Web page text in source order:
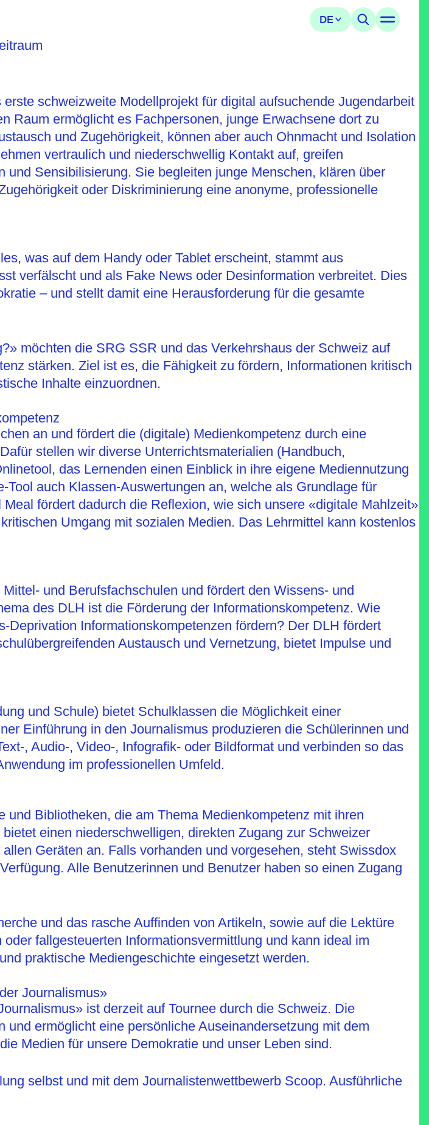
schweizweite Modellprojekt für digital aufsuchende Jugendarbeit
Raum ermöglicht es Fachpersonen, junge Erwachsene dort zu
und Zugehörigkeit, können aber auch Ohnmacht und Isolation
vertraulich und niederschwellig Kontakt auf, greifen
Sensibilisierung. Sie begleiten junge Menschen, klären über
oder Diskriminierung eine anonyme, professionelle
was auf dem Handy oder Tablet erscheint, stammt aus
verfälscht und als Fake News oder Desinformation verbreitet. Dies
– und stellt damit eine Herausforderung für die gesamte
möchten die SRG SSR und das Verkehrshaus der Schweiz auf
stärken. Ziel ist es, die Fähigkeit zu fördern, Informationen kritisch
Inhalte einzuordnen.
an und fördert die (digitale) Medienkompetenz durch eine
stellen wir diverse Unterrichtsmaterialien (Handbuch,
das Lernenden einen Einblick in ihre eigene Mediennutzung
auch Klassen-Auswertungen an, welche als Grundlage für
fördert dadurch die Reflexion, wie sich unsere «digitale Mahlzeit»
Umgang mit sozialen Medien. Das Lehrmittel kann kostenlos
und Berufsfachschulen und fördert den Wissens- und
des DLH ist die Förderung der Informationskompetenz. Wie
Informationskompetenzen fördern? Der DLH fördert
Austausch und Vernetzung, bietet Impulse und
und Schule) bietet Schulklassen die Möglichkeit einer
Einführung in den Journalismus produzieren die Schülerinnen und
, Audio-, Video-, Infografik- oder Bildformat und verbinden so das
im professionellen Umfeld.
Bibliotheken, die am Thema Medienkompetenz mit ihren
einen niederschwelligen, direkten Zugang zur Schweizer
Geräten an. Falls vorhanden und vorgesehen, steht Swissdox
Alle Benutzerinnen und Benutzer haben so einen Zugang
und das rasche Auffinden von Artikeln, sowie auf die Lektüre
fallgesteuerten Informationsvermittlung und kann ideal im
praktische Mediengeschichte eingesetzt werden.
Journalismus»
ist derzeit auf Tournee durch die Schweiz. Die
ermöglicht eine persönliche Auseinandersetzung mit dem
Medien für unsere Demokratie und unser Leben sind.
selbst und mit dem Journalistenwettbewerb Scoop. Ausführliche